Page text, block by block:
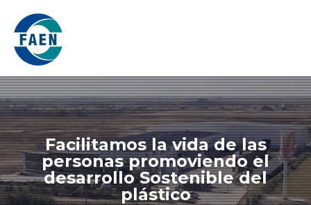
Facilitamos la vida de las
personas promoviendo el
desarrollo Sostenible del
plástico